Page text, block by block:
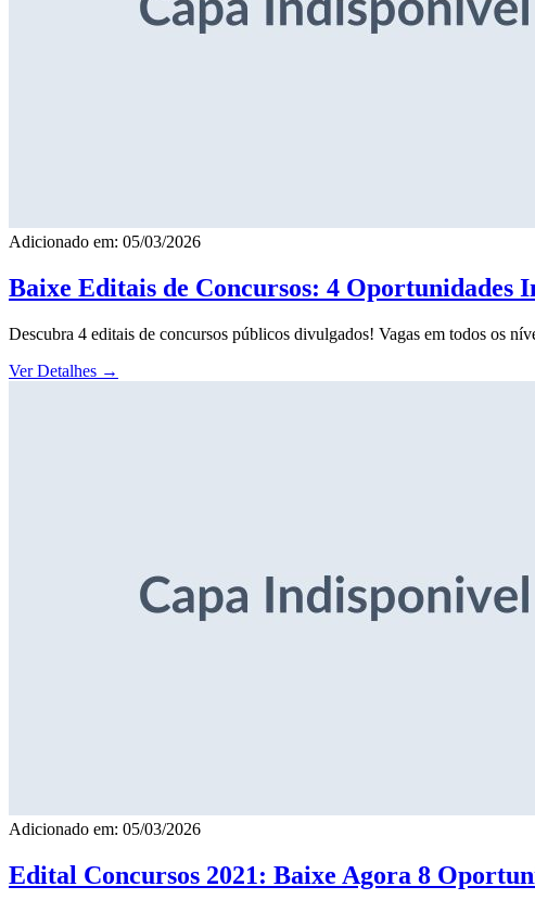
Adicionado em: 05/03/2026
Baixe Editais de Concursos: 4 Oportunidades
Descubra 4 editais de concursos públicos divulgados! Vagas em todos os
Ver Detalhes →
Adicionado em: 05/03/2026
Edital Concursos 2021: Baixe Agora 8